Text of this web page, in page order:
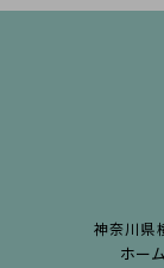
神奈川県
ホーム